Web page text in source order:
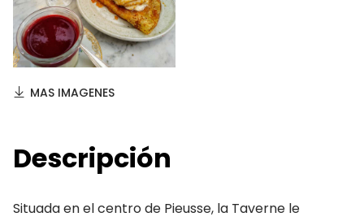
MAS IMAGENES
Descripción
Situada en el centro de Pieusse, la Taverne le